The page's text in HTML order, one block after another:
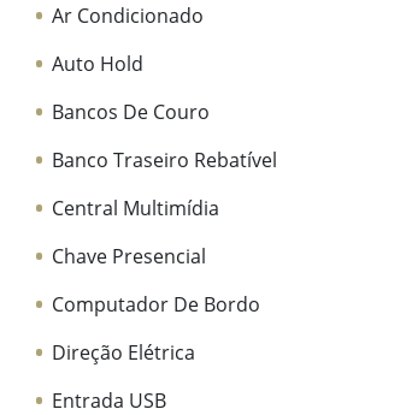
Ar Condicionado
Auto Hold
Bancos De Couro
Banco Traseiro Rebatível
Central Multimídia
Chave Presencial
Computador De Bordo
Direção Elétrica
Entrada USB